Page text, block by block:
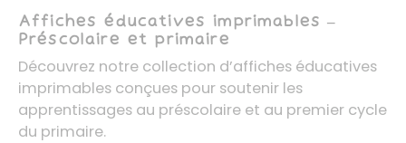
Affiches éducatives imprimables –
Préscolaire et primaire
Découvrez notre collection d’affiches éducatives
imprimables conçues pour soutenir les
apprentissages au préscolaire et au premier cycle
du primaire.